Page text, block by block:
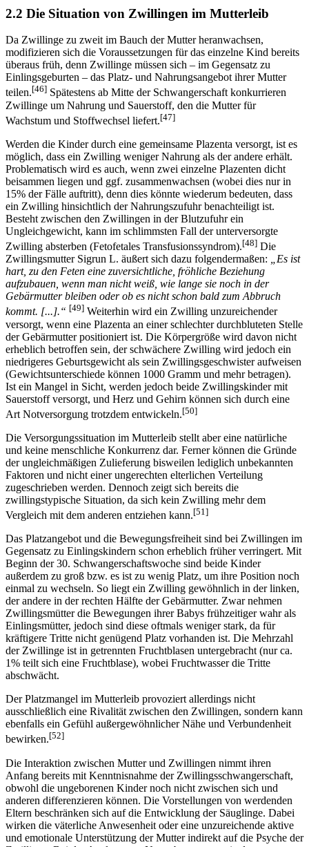
2.2 Die Situation von Zwillingen im Mutterleib
Da Zwillinge zu zweit im Bauch der Mutter heranwachsen,
modifizieren sich die Voraussetzungen für das einzelne Kind bereits
überaus früh, denn Zwillinge müssen sich – im Gegensatz zu
Einlingsgeburten – das Platz- und Nahrungsangebot ihrer Mutter
teilen.[46] Spätestens ab Mitte der Schwangerschaft konkurrieren
Zwillinge um Nahrung und Sauerstoff, den die Mutter für
Wachstum und Stoffwechsel liefert.[47]
Werden die Kinder durch eine gemeinsame Plazenta versorgt, ist es
möglich, dass ein Zwilling weniger Nahrung als der andere erhält.
Problematisch wird es auch, wenn zwei einzelne Plazenten dicht
beisammen liegen und ggf. zusammenwachsen (wobei dies nur in
15% der Fälle auftritt), denn dies könnte wiederum bedeuten, dass
ein Zwilling hinsichtlich der Nahrungszufuhr benachteiligt ist.
Besteht zwischen den Zwillingen in der Blutzufuhr ein
Ungleichgewicht, kann im schlimmsten Fall der unterversorgte
Zwilling absterben (Fetofetales Transfusionssyndrom).[48] Die
Zwillingsmutter Sigrun L. äußert sich dazu folgendermaßen:
„Es ist
hart, zu den Feten eine zuversichtliche, fröhliche Beziehung
aufzubauen, wenn man nicht weiß, wie lange sie noch in der
Gebärmutter bleiben oder ob es nicht schon bald zum Abbruch
kommt. [...].“ [49] Weiterhin wird ein Zwilling unzureichender
versorgt, wenn eine Plazenta an einer schlechter durchbluteten Stelle
der Gebärmutter positioniert ist. Die Körpergröße wird davon nicht
erheblich betroffen sein, der schwächere Zwilling wird jedoch ein
niedrigeres Geburtsgewicht als sein Zwillingsgeschwister aufweisen
(Gewichtsunterschiede können 1000 Gramm und mehr betragen).
Ist ein Mangel in Sicht, werden jedoch beide Zwillingskinder mit
Sauerstoff versorgt, und Herz und Gehirn können sich durch eine
Art Notversorgung trotzdem entwickeln.[50]
Die Versorgungssituation im Mutterleib stellt aber eine natürliche
und keine menschliche Konkurrenz dar. Ferner können die Gründe
der ungleichmäßigen Zulieferung bisweilen lediglich unbekannten
Faktoren und nicht einer ungerechten elterlichen Verteilung
zugeschrieben werden. Dennoch zeigt sich bereits die
zwillingstypische Situation, da sich kein Zwilling mehr dem
Vergleich mit dem anderen entziehen kann.[51]
Das Platzangebot und die Bewegungsfreiheit sind bei Zwillingen im
Gegensatz zu Einlingskindern schon erheblich früher verringert. Mit
Beginn der 30. Schwangerschaftswoche sind beide Kinder
außerdem zu groß bzw. es ist zu wenig Platz, um ihre Position noch
einmal zu wechseln. So liegt ein Zwilling gewöhnlich in der linken,
der andere in der rechten Hälfte der Gebärmutter. Zwar nehmen
Zwillingsmütter die Bewegungen ihrer Babys frühzeitiger wahr als
Einlingsmütter, jedoch sind diese oftmals weniger stark, da für
kräftigere Tritte nicht genügend Platz vorhanden ist. Die Mehrzahl
der Zwillinge ist in getrennten Fruchtblasen untergebracht (nur ca.
1% teilt sich eine Fruchtblase), wobei Fruchtwasser die Tritte
abschwächt.
Der Platzmangel im Mutterleib provoziert allerdings nicht
ausschließlich eine Rivalität zwischen den Zwillingen, sondern kann
ebenfalls ein Gefühl außergewöhnlicher Nähe und Verbundenheit
bewirken.[52]
Die Interaktion zwischen Mutter und Zwillingen nimmt ihren
Anfang bereits mit Kenntnisnahme der Zwillingsschwangerschaft,
obwohl die ungeborenen Kinder noch nicht zwischen sich und
anderen differenzieren können. Die Vorstellungen von werdenden
Eltern beschränken sich auf die Entwicklung der Säuglinge. Dabei
wirken die väterliche Anwesenheit oder eine unzureichende aktive
und emotionale Unterstützung der Mutter indirekt auf die Psyche der